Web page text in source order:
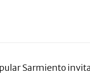
Sarmiento